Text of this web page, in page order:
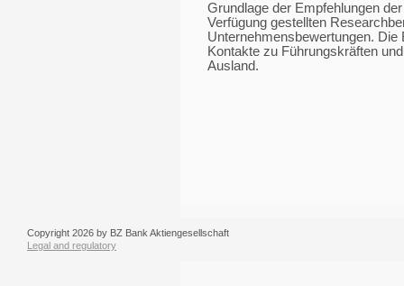
Grundlage der Empfehlungen
Verfügung gestellten
Unternehmensbewertungen.
Kontakte zu Führungskräften
Ausland.
Copyright 2026 by BZ Bank Aktiengesellschaft
Legal and regulatory